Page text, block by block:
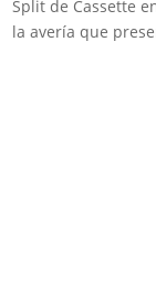
Split de Cassette
la avería que